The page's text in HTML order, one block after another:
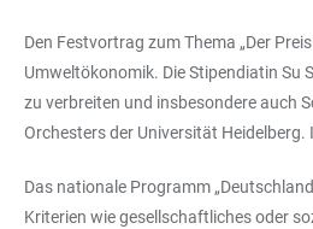
Den Festvortrag zum Thema „Der
Umweltökonomik. Die Stipendiatin Su
zu verbreiten und insbesondere auch
Orchesters der Universität
Das nationale Programm
Kriterien wie gesellschaftliches oder